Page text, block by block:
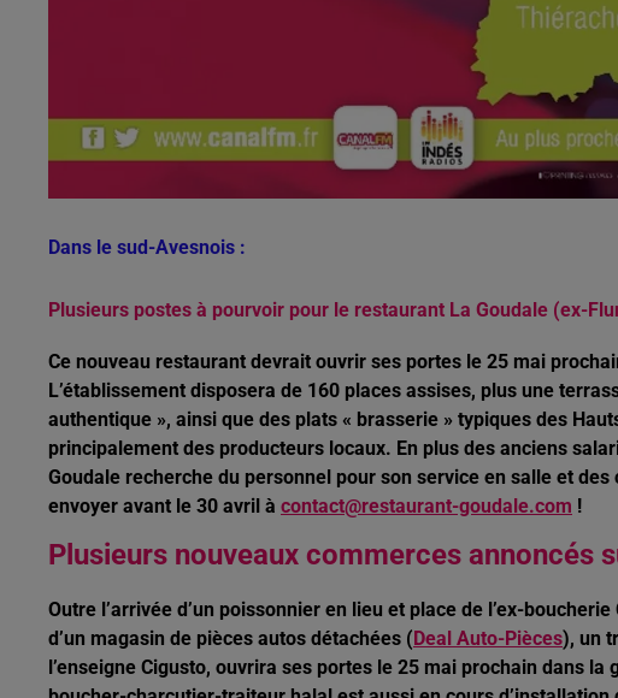
Dans le sud-Avesnois :
Plusieurs postes à pourvoir pour le restaurant La Goudale (ex-
Ce nouveau restaurant devrait ouvrir ses portes le 25 mai
L’établissement disposera de 160 places assises, plus une
authentique », ainsi que des plats « brasserie » typiques des
principalement des producteurs locaux. En plus des anciens
Goudale recherche du personnel pour son service en salle et
envoyer avant le 30 avril à contact@restaurant-goudale.com !
Plusieurs nouveaux commerces annoncés
Outre l’arrivée d’un poissonnier en lieu et place de l’ex-
d’un magasin de pièces autos détachées ( Deal Auto-Pièces), un
l’enseigne Cigusto, ouvrira ses portes le 25 mai prochain dans